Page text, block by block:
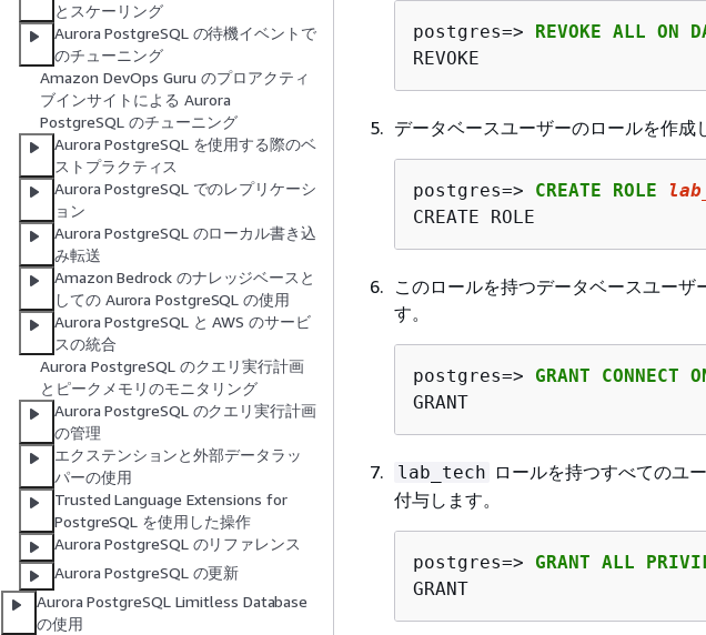
とスケーリング
Aurora PostgreSQL の待機イベントで
のチューニング
Amazon DevOps Guru のプロアクティ
ブインサイトによる Aurora
PostgreSQL のチューニング
Aurora PostgreSQL を使用する際のベ
ストプラクティス
Aurora PostgreSQL でのレプリケーシ
ョン
Aurora PostgreSQL のローカル書き込
み転送
Amazon Bedrock のナレッジベースと
しての Aurora PostgreSQL の使用
Aurora PostgreSQL と AWS のサービ
スの統合
Aurora PostgreSQL のクエリ実行計画
とピークメモリのモニタリング
Aurora PostgreSQL のクエリ実行計画
の管理
エクステンションと外部データラッ
パーの使用
Trusted Language Extensions for
PostgreSQL を使用した操作
Aurora PostgreSQL のリファレンス
Aurora PostgreSQL の更新
Aurora PostgreSQL Limitless Database
の使用
postgres=> REVOKE ALL ON
REVOKE
データベースユーザーのロールを作成
postgres=> CREATE ROLE
CREATE ROLE
このロールを持つデータベースユー
す。
postgres=> GRANT CONNECT
GRANT
lab_tech ロールを持つすべてのユ
付与します。
postgres=> GRANT ALL
GRANT